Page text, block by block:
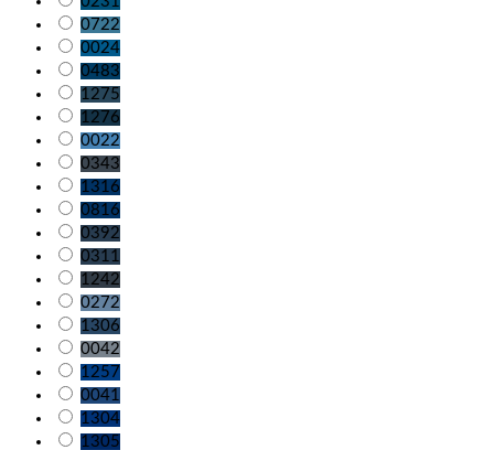
0722
0024
0483
1275
1276
0022
0343
1316
0816
0392
0311
1242
0272
1306
0042
1257
0041
1304
1305